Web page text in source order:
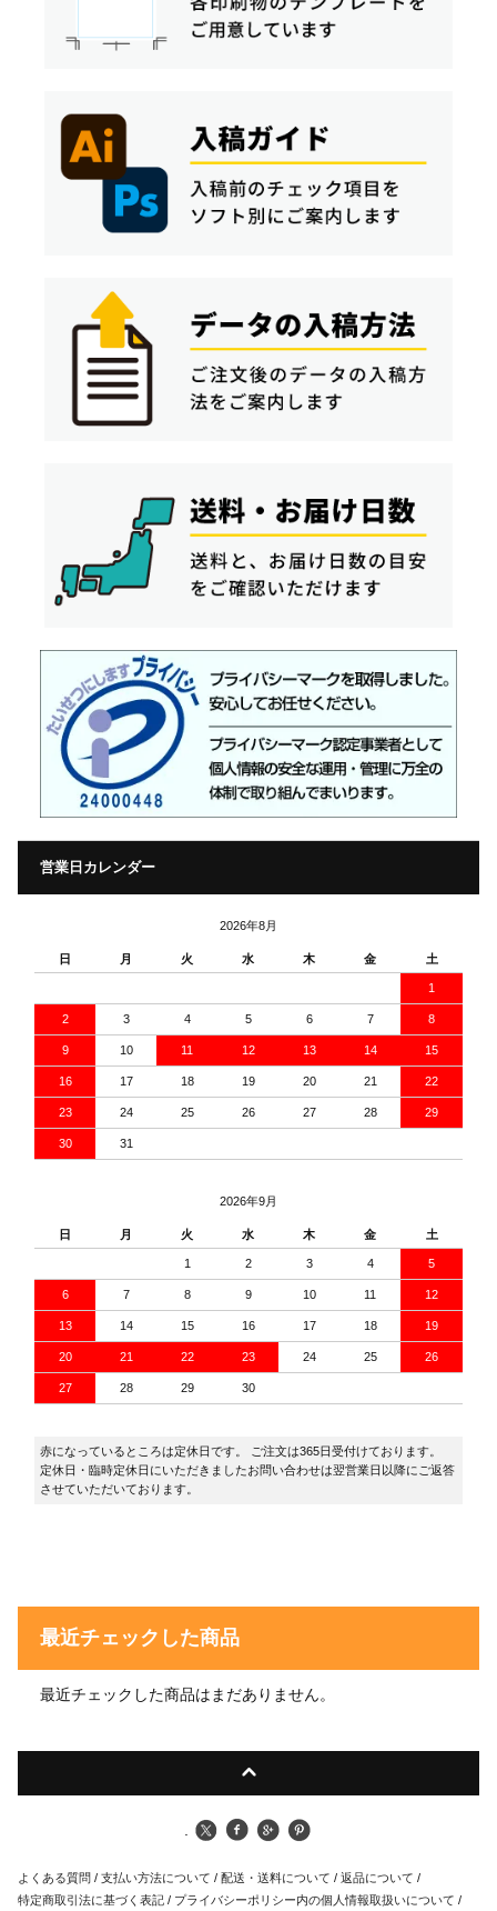
営業日カレンダー
2026年8月
日 月 火 水 木 金 土
1
2 3 4 5 6 7 8
9 10 11 12 13 14 15
16 17 18 19 20 21 22
23 24 25 26 27 28 29
30 31
2026年9月
日 月 火 水 木 金 土
1 2 3 4 5
6 7 8 9 10 11 12
13 14 15 16 17 18 19
20 21 22 23 24 25 26
27 28 29 30
赤になっているところは定休日です。 ご注文は365日受付けております。
定休日・臨時定休日にいただきましたお問い合わせは翌営業日以降にご返答
させていただいております。
最近チェックした商品
最近チェックした商品はまだありません。
よくある質問 / 支払い方法について / 配送・送料について / 返品について /
特定商取引法に基づく表記 / プライバシーポリシー内の個人情報取扱いについて /